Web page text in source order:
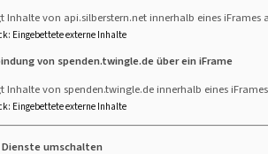
verbringen. Im Mittelpunkt steht der
Selbstbestimmung und
letzte kostbare Zeit des Lebens
in die Öffentlichkeit zu
Inhalte von api.silberstern.net innerhalb eines iFrames
: Eingebettete externe Inhalte
von spenden.twingle.de über ein iFrame
Inhalte von spenden.twingle.de innerhalb eines
: Eingebettete externe Inhalte
umschalten